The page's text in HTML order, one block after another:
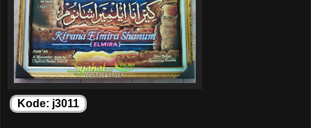
Kode: j3011